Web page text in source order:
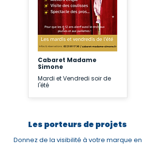
Cabaret Madame
Simone
Mardi et Vendredi soir de
l'été
Les porteurs de projets
Donnez de la visibilité à votre marque en